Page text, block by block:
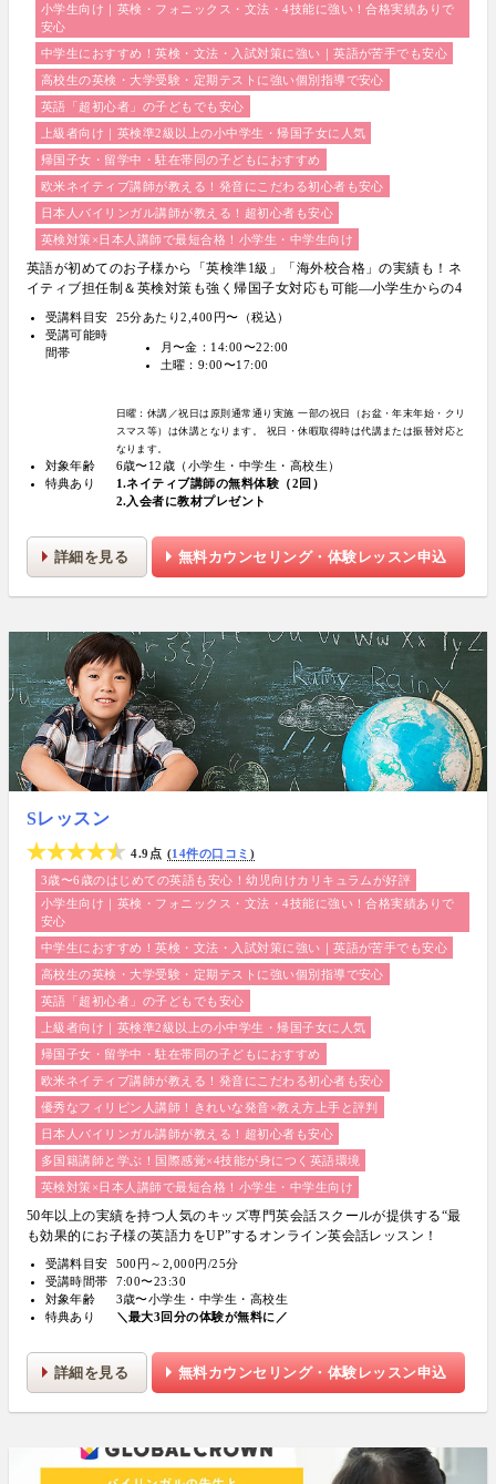
小学生向け｜英検・フォニックス・文法・4技能に強い！合格実績ありで
安心
中学生におすすめ！英検・文法・入試対策に強い｜英語が苦手でも安心
高校生の英検・大学受験・定期テストに強い個別指導で安心
英語「超初心者」の子どもでも安心
上級者向け｜英検準2級以上の小中学生・帰国子女に人気
帰国子女・留学中・駐在帯同の子どもにおすすめ
欧米ネイティブ講師が教える！発音にこだわる初心者も安心
日本人バイリンガル講師が教える！超初心者も安心
英検対策×日本人講師で最短合格！小学生・中学生向け
英語が初めてのお子様から「英検準1級」「海外校合格」の実績も！ネ
イティブ担任制＆英検対策も強く帰国子女対応も可能―小学生からの4
技能本格英会話『Brightly for Kids｜ブライトリー』
受講料目安
25分あたり2,400円〜（税込）
受講可能時
間帯
月〜金：14:00〜22:00
土曜：9:00〜17:00
日曜：休講／祝日は原則通常通り実施 一部の祝日（お盆・年末年始・クリ
スマス等）は休講となります。
祝日・休暇取得時は代講または振替対応と
なります。
対象年齢
6歳〜12歳（小学生・中学生・高校生）
特典あり
1.ネイティブ講師の無料体験（2回）
2.入会者に教材プレゼント
詳細を見る 無料カウンセリング・体験レッスン申込
Sレッスン
4.9点
14件の口コミ
3歳〜6歳のはじめての英語も安心！幼児向けカリキュラムが好評
小学生向け｜英検・フォニックス・文法・4技能に強い！合格実績ありで
安心
中学生におすすめ！英検・文法・入試対策に強い｜英語が苦手でも安心
高校生の英検・大学受験・定期テストに強い個別指導で安心
英語「超初心者」の子どもでも安心
上級者向け｜英検準2級以上の小中学生・帰国子女に人気
帰国子女・留学中・駐在帯同の子どもにおすすめ
欧米ネイティブ講師が教える！発音にこだわる初心者も安心
優秀なフィリピン人講師！きれいな発音×教え方上手と評判
日本人バイリンガル講師が教える！超初心者も安心
多国籍講師と学ぶ！国際感覚×4技能が身につく英語環境
英検対策×日本人講師で最短合格！小学生・中学生向け
50年以上の実績を持つ人気のキッズ専門英会話スクールが提供する“最
も効果的にお子様の英語力をUP”するオンライン英会話レッスン！
受講料目安
500円～2,000円/25分
受講時間帯
7:00〜23:30
対象年齢
3歳〜小学生・中学生・高校生
特典あり
＼最大3回分の体験が無料に／
詳細を見る 無料カウンセリング・体験レッスン申込